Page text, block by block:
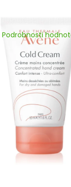
Podrobnosti